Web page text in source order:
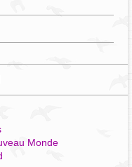
Monde